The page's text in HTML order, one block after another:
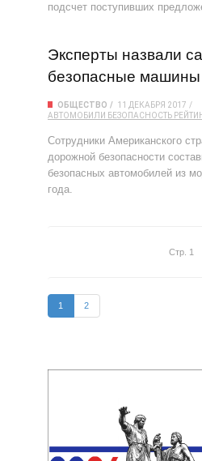
подсчет поступивших
Эксперты назвали
безопасные машины
ОБЩЕСТВО
11 ДЕКАБРЯ 2017
АВТОМОБИЛИ БЕЗОПАСНОСТЬ
Сотрудники Американского
дорожной безопасности
безопасных автомобилей из
года.
Стр. 1
1 2